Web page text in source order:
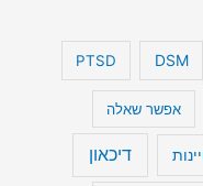
DSM
PTSD
אפשר שאלה
דיכאון